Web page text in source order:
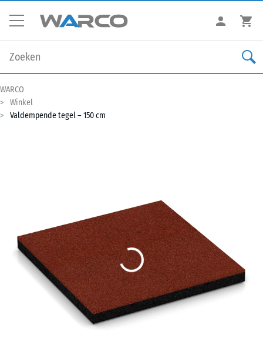
WARCO
Winkel
Valdempende tegel – 150 cm